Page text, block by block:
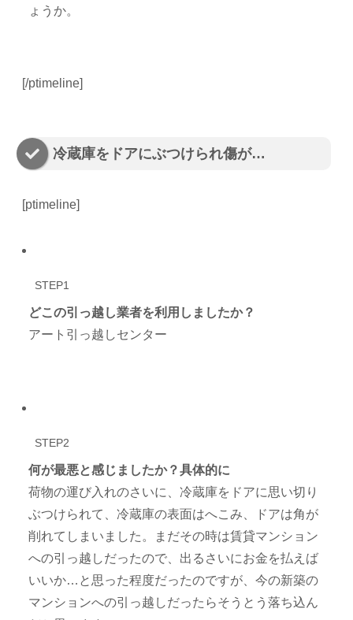
ょうか。
[/ptimeline]
冷蔵庫をドアにぶつけられ傷が…
[ptimeline]
STEP1
どこの引っ越し業者を利用しましたか？
アート引っ越しセンター
STEP2
何が最悪と感じましたか？具体的に
荷物の運び入れのさいに、冷蔵庫をドアに思い切り
ぶつけられて、冷蔵庫の表面はへこみ、ドアは角が
削れてしまいました。まだその時は賃貸マンション
への引っ越しだったので、出るさいにお金を払えば
いいか…と思った程度だったのですが、今の新築の
マンションへの引っ越しだったらそうとう落ち込ん